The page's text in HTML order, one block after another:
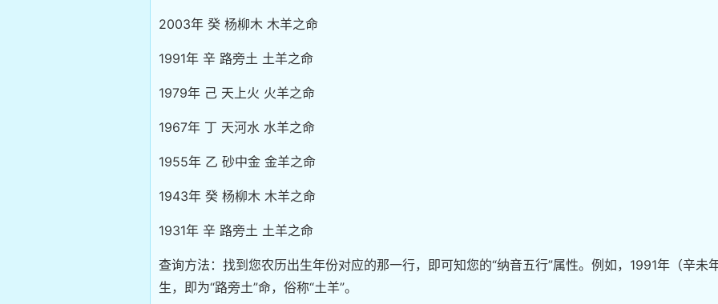
2003年 癸 杨柳木 木羊之命
1991年 辛 路旁土 土羊之命
1979年 己 天上火 火羊之命
1967年 丁 天河水 水羊之命
1955年 乙 砂中金 金羊之命
1943年 癸 杨柳木 木羊之命
1931年 辛 路旁土 土羊之命
查询方法：找到您农历出生年份对应的那一行，即可知您的“纳音五行”属性。例如，1991年（辛未
生，即为“路旁土”命，俗称“土羊”。